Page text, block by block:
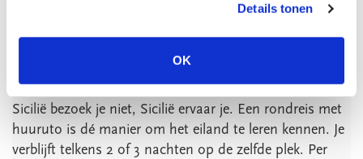
Details tonen
OK
Sicilië rondreis
Sicilië bezoek je niet, Sicilië ervaar je. Een rondreis met
huuruto is dé manier om het eiland te leren kennen. Je
verblijft telkens 2 of 3 nachten op de zelfde plek. Per